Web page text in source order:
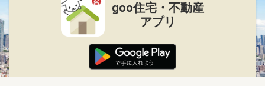
goo住宅・不動産
アプリ